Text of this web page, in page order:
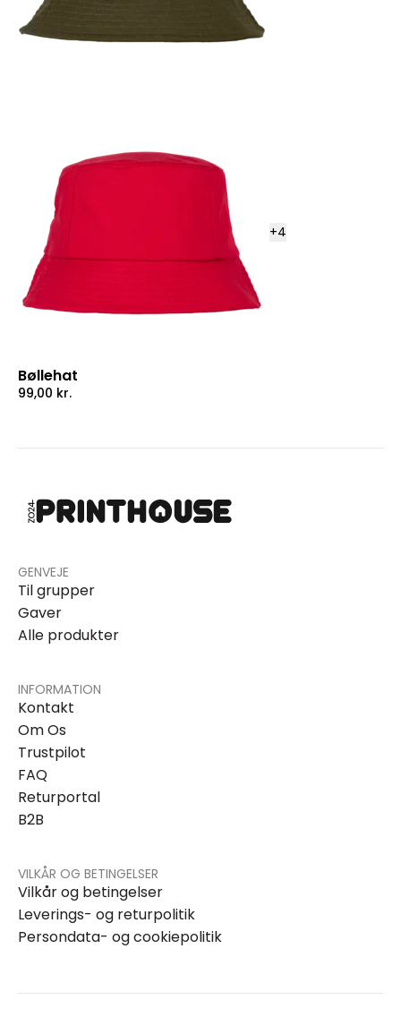
+4
Bøllehat
99,00 kr.
GENVEJE
Til grupper
Gaver
Alle produkter
INFORMATION
Kontakt
Om Os
Trustpilot
FAQ
Returportal
B2B
VILKÅR OG BETINGELSER
Vilkår og betingelser
Leverings- og returpolitik
Persondata- og cookiepolitik